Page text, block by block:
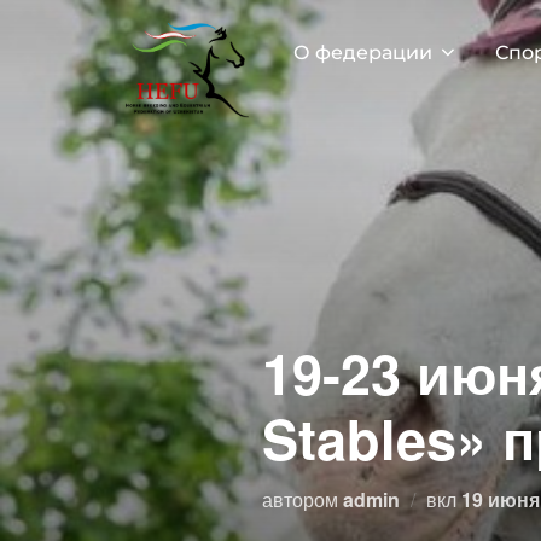
Перейти
содержимому
О федерации
19-23
Stables»
автором admin вкл19